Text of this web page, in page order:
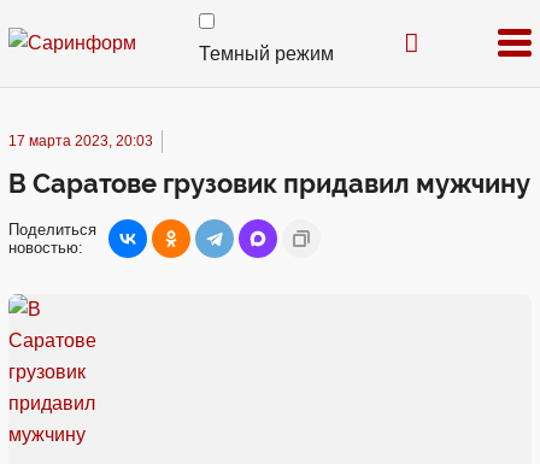
Темный режим
17 марта 2023, 20:03
В Саратове грузовик придавил мужчину
Поделиться
новостью: